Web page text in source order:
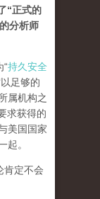
“正式的
分析师
“持久安全
足够的
属机构之
求获得的
美国国家
起。
肯定不会